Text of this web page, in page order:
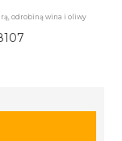
odrobiną wina i oliwy